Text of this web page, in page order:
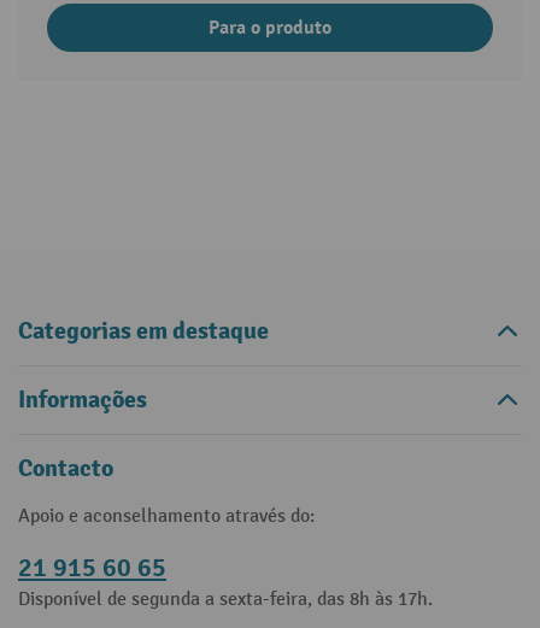
Para o produto
Categorias em destaque
Informações
Contacto
Apoio e aconselhamento através do:
21 915 60 65
Disponível de segunda a sexta-feira, das 8h às 17h.